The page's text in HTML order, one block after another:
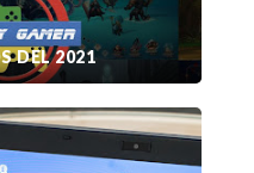
DEL 2021